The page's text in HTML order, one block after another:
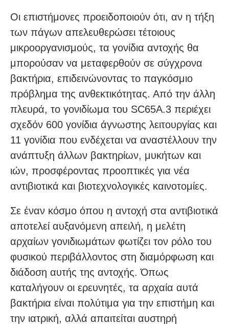
Οι επιστήμονες προειδοποιούν ότι, αν η τήξη
των πάγων απελευθερώσει τέτοιους
μικροοργανισμούς, τα γονίδια αντοχής θα
μπορούσαν να μεταφερθούν σε σύγχρονα
βακτήρια, επιδεινώνοντας το παγκόσμιο
πρόβλημα της ανθεκτικότητας. Από την άλλη
πλευρά, το γονιδίωμα του SC65A.3 περιέχει
σχεδόν 600 γονίδια άγνωστης λειτουργίας και
11 γονίδια που ενδέχεται να αναστέλλουν την
ανάπτυξη άλλων βακτηρίων, μυκήτων και
ιών, προσφέροντας προοπτικές για νέα
αντιβιοτικά και βιοτεχνολογικές καινοτομίες.
Σε έναν κόσμο όπου η αντοχή στα αντιβιοτικά
αποτελεί αυξανόμενη απειλή, η μελέτη
αρχαίων γονιδιωμάτων φωτίζει τον ρόλο του
φυσικού περιβάλλοντος στη διαμόρφωση και
διάδοση αυτής της αντοχής. Όπως
καταλήγουν οι ερευνητές, τα αρχαία αυτά
βακτήρια είναι πολύτιμα για την επιστήμη και
την ιατρική, αλλά απαιτείται αυστηρή